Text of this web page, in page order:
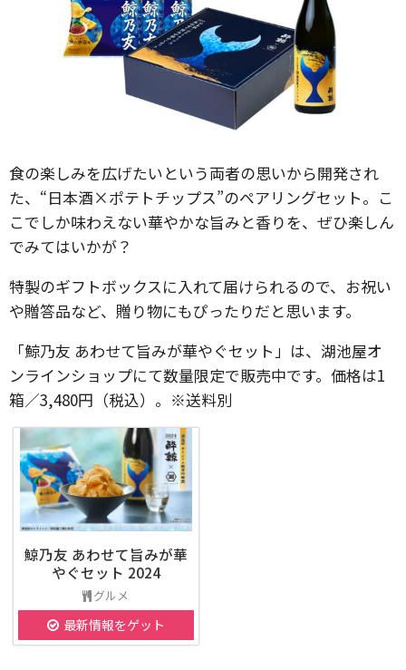
食の楽しみを広げたいという両者の思いから開発され
た、“日本酒×ポテトチップス”のペアリングセット。こ
こでしか味わえない華やかな旨みと香りを、ぜひ楽しん
でみてはいかが？
特製のギフトボックスに入れて届けられるので、お祝い
や贈答品など、贈り物にもぴったりだと思います。
「鯨乃友 あわせて旨みが華やぐセット」は、湖池屋オ
ンラインショップにて数量限定で販売中です。価格は1
箱／3,480円（税込）。※送料別
鯨乃友 あわせて旨みが華
やぐセット 2024
グルメ
最新情報をゲット